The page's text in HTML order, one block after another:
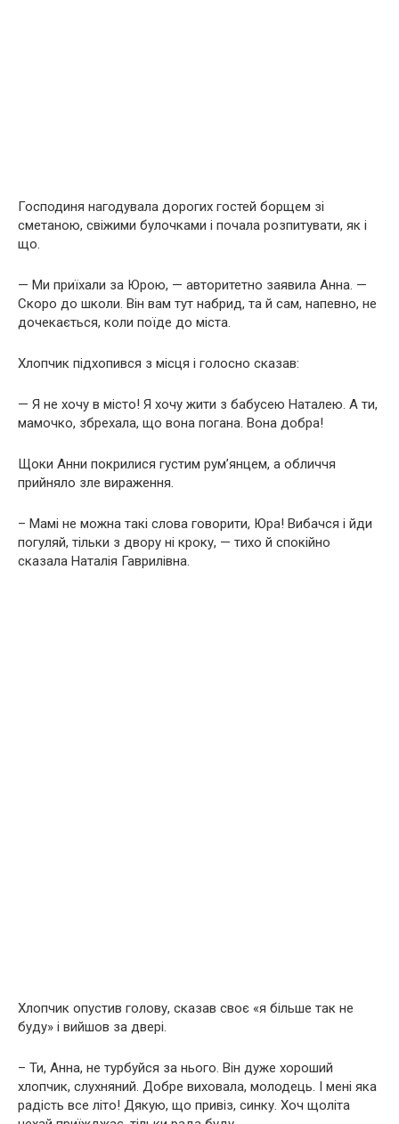
Господиня нагодувала дорогих гостей борщем зі
сметаною, свіжими булочками і почала розпитувати, як і
що.
— Ми приїхали за Юрою, — авторитетно заявила Анна. —
Скоро до школи. Він вам тут набрид, та й сам, напевно, не
дочекається, коли поїде до міста.
Хлопчик підхопився з місця і голосно сказав:
— Я не хочу в місто! Я хочу жити з бабусею Наталею. А ти,
мамочко, збрехала, що вона погана. Вона добра!
Щоки Анни покрилися густим рум’янцем, а обличчя
прийняло зле вираження.
– Мамі не можна такі слова говорити, Юра! Вибачся і йди
погуляй, тільки з двору ні кроку, — тихо й спокійно
сказала Наталія Гаврилівна.
Хлопчик опустив голову, сказав своє «я більше так не
буду» і вийшов за двері.
– Ти, Анна, не турбуйся за нього. Він дуже хороший
хлопчик, слухняний. Добре виховала, молодець. І мені яка
радість все літо! Дякую, що привіз, синку. Хоч щоліта